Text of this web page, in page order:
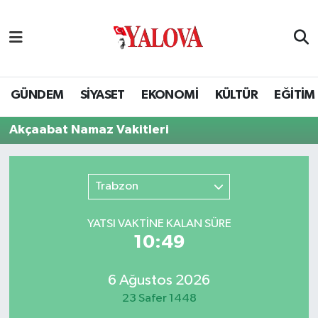
GÜNDEM SİYASET EKONOMİ KÜLTÜR EĞİTİM
Akçaabat Namaz Vakitleri
Trabzon
YATSI VAKTİNE KALAN SÜRE
10:49
6 Ağustos 2026
23 Safer 1448
SİYASET
EKONOMİ
BİLİM VE TEKNOLOJİ
Yalova Nöbetçi Eczaneler
Yalova Hava Durumu
Yalova Namaz Vakitleri
Puan Durumu ve Fikstür